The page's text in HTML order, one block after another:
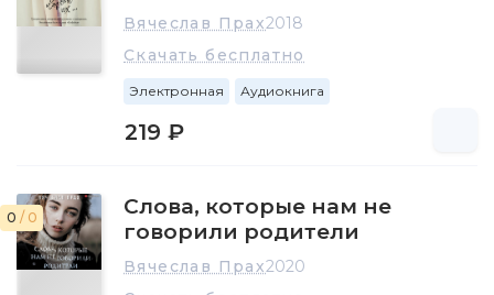
Вячеслав Прах2018
Скачать бесплатно
Электронная Аудиокнига
219 ₽
0 / 0
Слова, которые нам не
говорили родители
Вячеслав Прах2020